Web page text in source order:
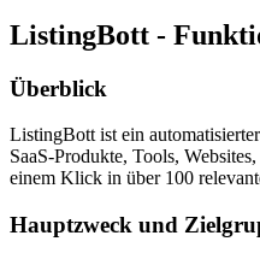
ListingBott -
Überblick
ListingBott ist ein
SaaS-Produkte, Tools,
einem Klick in über 100
Hauptzweck und